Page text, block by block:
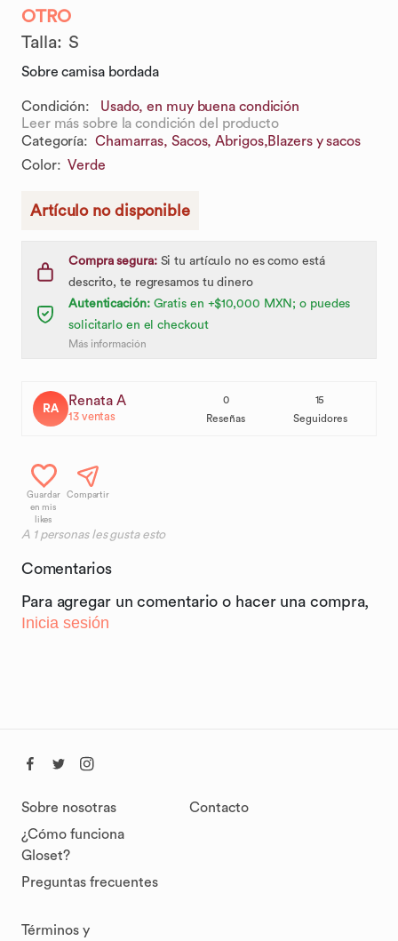
OTRO
Talla: S
Sobre camisa bordada
Condición:
Usado, en muy buena condición
Leer más sobre la condición del producto
Categoría: Chamarras, Sacos, Abrigos,Blazers y sacos
Color: Verde
Artículo no disponible
Compra segura:Si tu artículo no es como está
descrito, te regresamos tu dinero
Autenticación:Gratis en +$10,000 MXN; o puedes
solicitarlo en el checkout
Más información
RA Renata A
13ventas
0
Reseñas
15
Seguidores
Guardar
en mis
likes
Compartir
A 1personas les gusta esto
Comentarios
Para agregar un comentario o hacer una compra,
Inicia sesión
Sobre nosotras
¿Cómo funciona
Gloset?
Preguntas frecuentes
Contacto
Términos y